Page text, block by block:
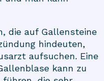
die auf Gallensteine
hindeuten,
aufsuchen. Eine
kann zu